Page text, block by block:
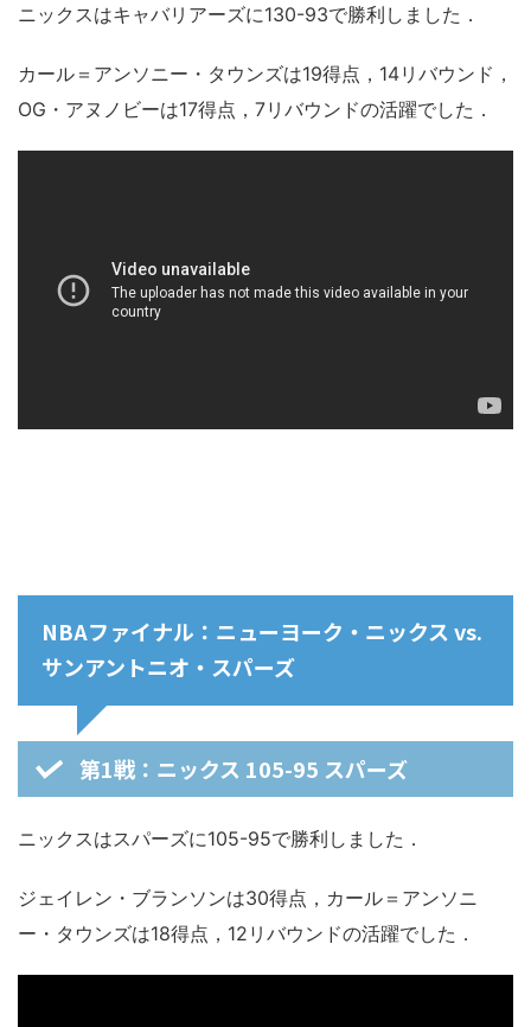
ニックスはキャバリアーズに130-93で勝利しました．
カール＝アンソニー・タウンズは19得点，14リバウンド，
OG・アヌノビーは17得点，7リバウンドの活躍でした．
NBAファイナル：ニューヨーク・ニックス vs.
サンアントニオ・スパーズ
第1戦：ニックス 105-95 スパーズ
ニックスはスパーズに105-95で勝利しました．
ジェイレン・ブランソンは30得点，カール＝アンソニ
ー・タウンズは18得点，12リバウンドの活躍でした．